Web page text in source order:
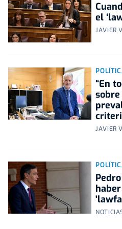
el
JAVIER
“En
JAVIER